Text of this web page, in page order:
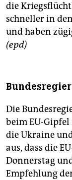
die
schneller in
und haben
(epd)
Die
beim EU-
die Ukraine
aus, dass die
Donnerstag
Empfehlung